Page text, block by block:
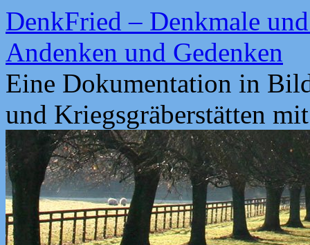
Zum
Inhalt
springen
DenkFried – Denkmale
Andenken und Gedenken
Eine Dokumentation in
und Kriegsgräberstätten